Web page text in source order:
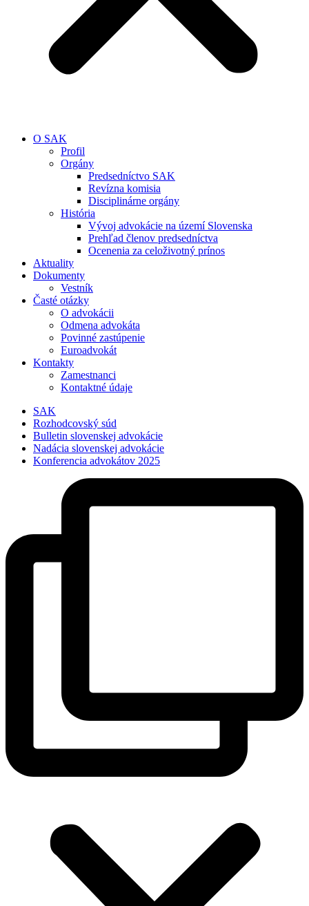
O SAK
Profil
Orgány
Predsedníctvo SAK
Revízna komisia
Disciplinárne orgány
História
Vývoj advokácie na území Slovenska
Prehľad členov predsedníctva
Ocenenia za celoživotný prínos
Aktuality
Dokumenty
Vestník
Časté otázky
O advokácii
Odmena advokáta
Povinné zastúpenie
Euroadvokát
Kontakty
Zamestnanci
Kontaktné údaje
SAK
Rozhodcovský súd
Bulletin slovenskej advokácie
Nadácia slovenskej advokácie
Konferencia advokátov 2025